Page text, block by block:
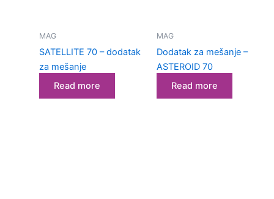
MAG
SATELLITE 70 – dodatak
za mešanje
Read more
MAG
Dodatak za mešanje –
ASTEROID 70
Read more